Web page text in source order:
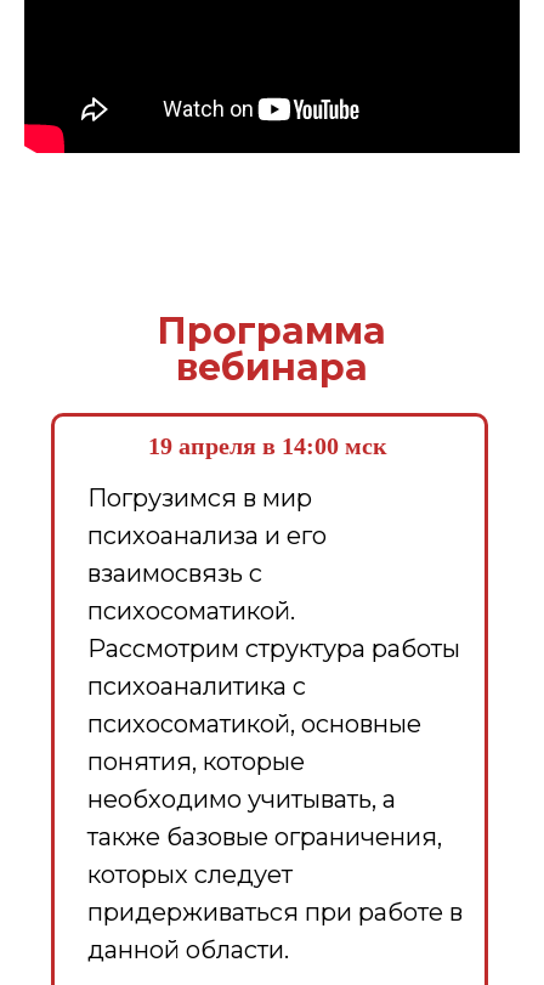
Программа
вебинара
19 апреля в 14:00 мск
Погрузимся в мир
психоанализа и его
взаимосвязь с
психосоматикой.
Рассмотрим структура работы
психоаналитика с
психосоматикой, основные
понятия, которые
необходимо учитывать, а
также базовые ограничения,
которых следует
придерживаться при работе в
данной области.